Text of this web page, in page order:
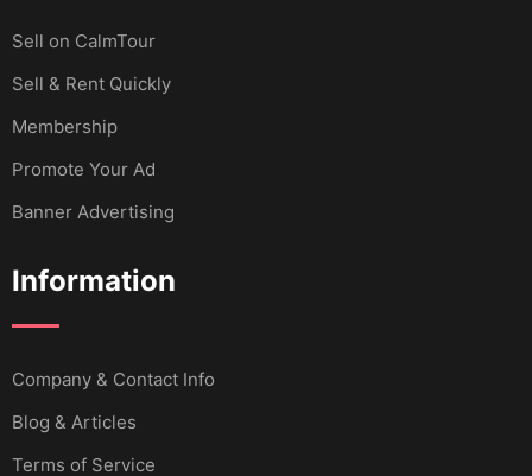
Sell ​​on CalmTour
Sell & Rent Quickly
Membership
Promote Your Ad
Banner Advertising
Information
Company & Contact Info
Blog & Articles
Terms of Service